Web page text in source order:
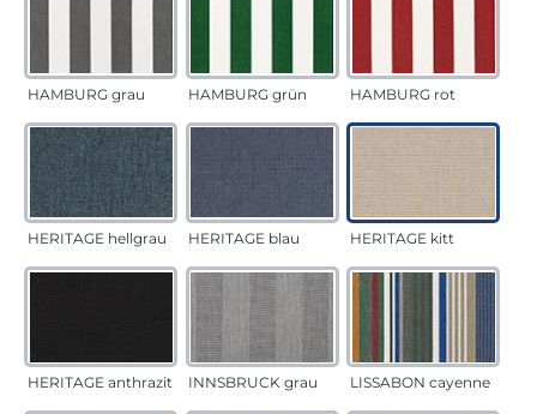
HAMBURG grau HAMBURG grün HAMBURG rot
HERITAGE hellgrau HERITAGE blau HERITAGE kitt
HERITAGE anthrazit INNSBRUCK grau LISSABON cayenne